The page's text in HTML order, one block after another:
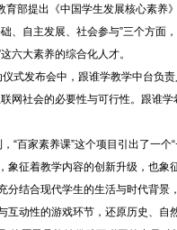
部提出《中国学生发展核心素养
、自主发展、社会参与”三个方面
六大素养的综合化人才。
式发布会中，跟谁学教学中台负责
网社会的必要性与可行性。跟谁
“百家素养课”这个项目引出了一个
象征着教学内容的创新升级，也象
分结合现代学生的生活与时代背
互动性的游戏环节，还原历史、自